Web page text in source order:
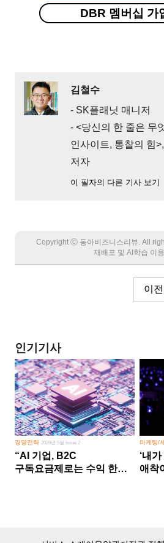
DBR 멤버십 가
김철수
- SK플래닛 매니저
- <당신의 한 줄은 무
인사이트, 통찰의 힘
저자
이 필자의 다른 기사 보기
Copyright Ⓒ 동아비즈니스리뷰. All
재배포 및 AI학습 이
이전
인기기사
경영전략 2026년 5월 Issue 2
“AI 기업, B2C
구독요금제로는 수익 한계
마케팅/
‘내
애착